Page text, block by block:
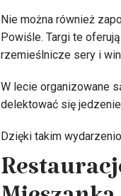
Nie można również
Powiśle. Targi te
rzemieślnicze sery i
W lecie organizowane
delektować się
Dzięki takim